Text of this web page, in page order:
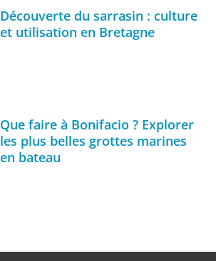
Découverte du sarrasin : culture
et utilisation en Bretagne
Que faire à Bonifacio ? Explorer
les plus belles grottes marines
en bateau